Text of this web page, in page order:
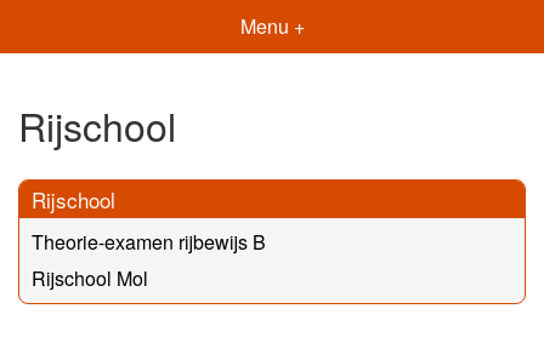
Menu +
Rijschool
Rijschool
Theorie-examen rijbewijs B
Rijschool Mol